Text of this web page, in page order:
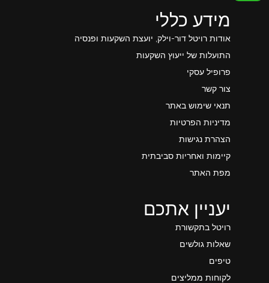
מידע כללי
אודות רויטל דור-וילק, יועצת השקעות ופנסיה
התועלות של ייעוץ השקעות
פרופיל עסקי
צור קשר
תנאי שימוש באתר
מדיניות הפרטיות
הצהרת נגישות
קיימות ואחריות סביבתית
מפת האתר
יעניין אתכם
רויטל בתקשורת
שאלות גולשים
טיפים
לקוחות ממליצים